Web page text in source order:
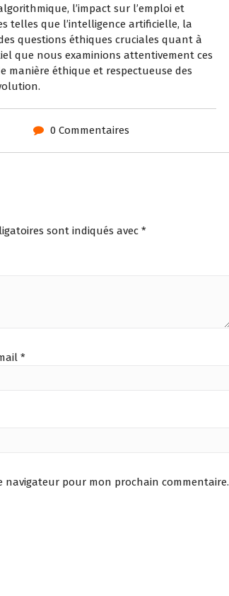
l’impact sur l’emploi et
telles que l’intelligence artificielle, la
questions éthiques cruciales quant à
que nous examinions attentivement ces
manière éthique et respectueuse des
0 Commentaires
sont indiqués avec *
*
navigateur pour mon prochain commentaire.